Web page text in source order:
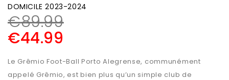
DOMICILE 2023-2024
€89.99
€44.99
Le Grêmio Foot-Ball Porto Alegrense, communément
appelé Grêmio, est bien plus qu’un simple club de